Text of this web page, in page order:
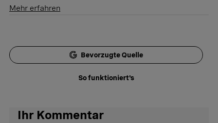
Mehr erfahren
Bevorzugte Quelle
So funktioniert's
Ihr Kommentar